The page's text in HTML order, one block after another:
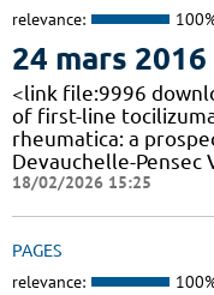
relevance:
24 mars 2016
<link file:9996
of first-line
rheumatica: a
Devauchelle-Pensec
18/02/2026 15:25
PAGES
relevance: